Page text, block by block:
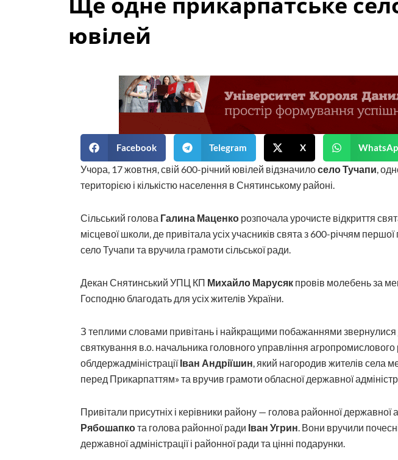
ювілей
Facebook Telegram X
Учора, 17 жовтня, свій 600-річний ювілей відзначилосело Тучапи ,
територією і кількістю населення в Снятинському районі.
Сільський голова Галина Маценко розпочала урочисте відкриття
місцевої школи, де привітала усіх учасників свята з 600-річчям
село Тучапи та вручила грамоти сільської ради.
Декан Снятинський УПЦ КП Михайло Марусяк провів молебень за
Господню благодать для усіх жителів України.
З теплими словами привітань і найкращими побажаннями звернулися
святкування в.о. начальника головного управління агропромислового
облдержадміністраціїІван Андріїшин , який нагородив жителів села
перед Прикарпаттям» та вручив грамоти обласної державної
Привітали присутніх і керівники району — голова районної державної
Рябошапкота голова районної ради Іван Угрин . Вони вручили
державної адміністрації і районної ради та цінні подарунки.